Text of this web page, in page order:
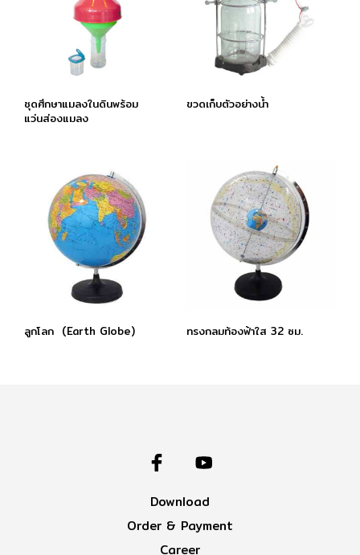
ชุดศึกษาแมลงในดินพร้อม
แว่นส่องแมลง
ขวดเก็บตัวอย่างนํ้า
ลูกโลก (Earth Globe) ทรงกลมท้องฟ้าใส 32 ซม.
Download
Order & Payment
Career